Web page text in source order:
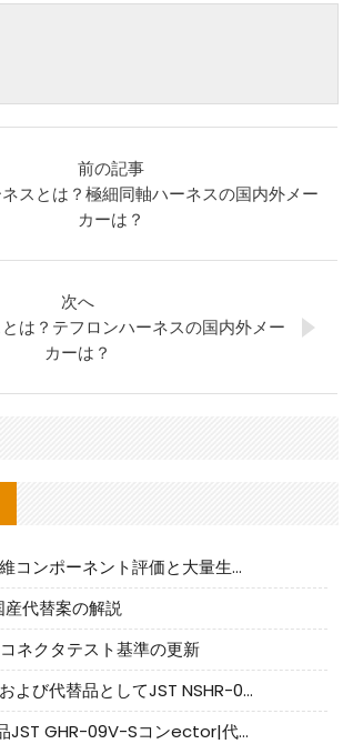
前の記事
スとは？極細同軸ハーネスの国内外メー
カーは？
次へ
は？テフロンハーネスの国内外メー
カーは？
CNC Tech 国产線維コンポーネント評価と大量生産適合ガイド
産代替案の解説
ネクタテスト基準の更新
JSTコネクタ-正品および代替品としてJST NSHR-02V-Sコネクタを提供します
JSTコンector-正品JST GHR-09V-Sコンector|代替品提供